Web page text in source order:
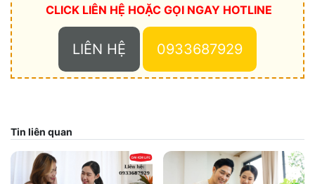
CLICK LIÊN HỆ HOẶC GỌI NGAY HOTLINE
LIÊN HỆ 0933687929
Tin liên quan